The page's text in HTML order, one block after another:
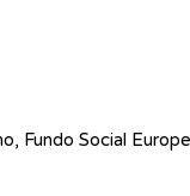
Fundo Social